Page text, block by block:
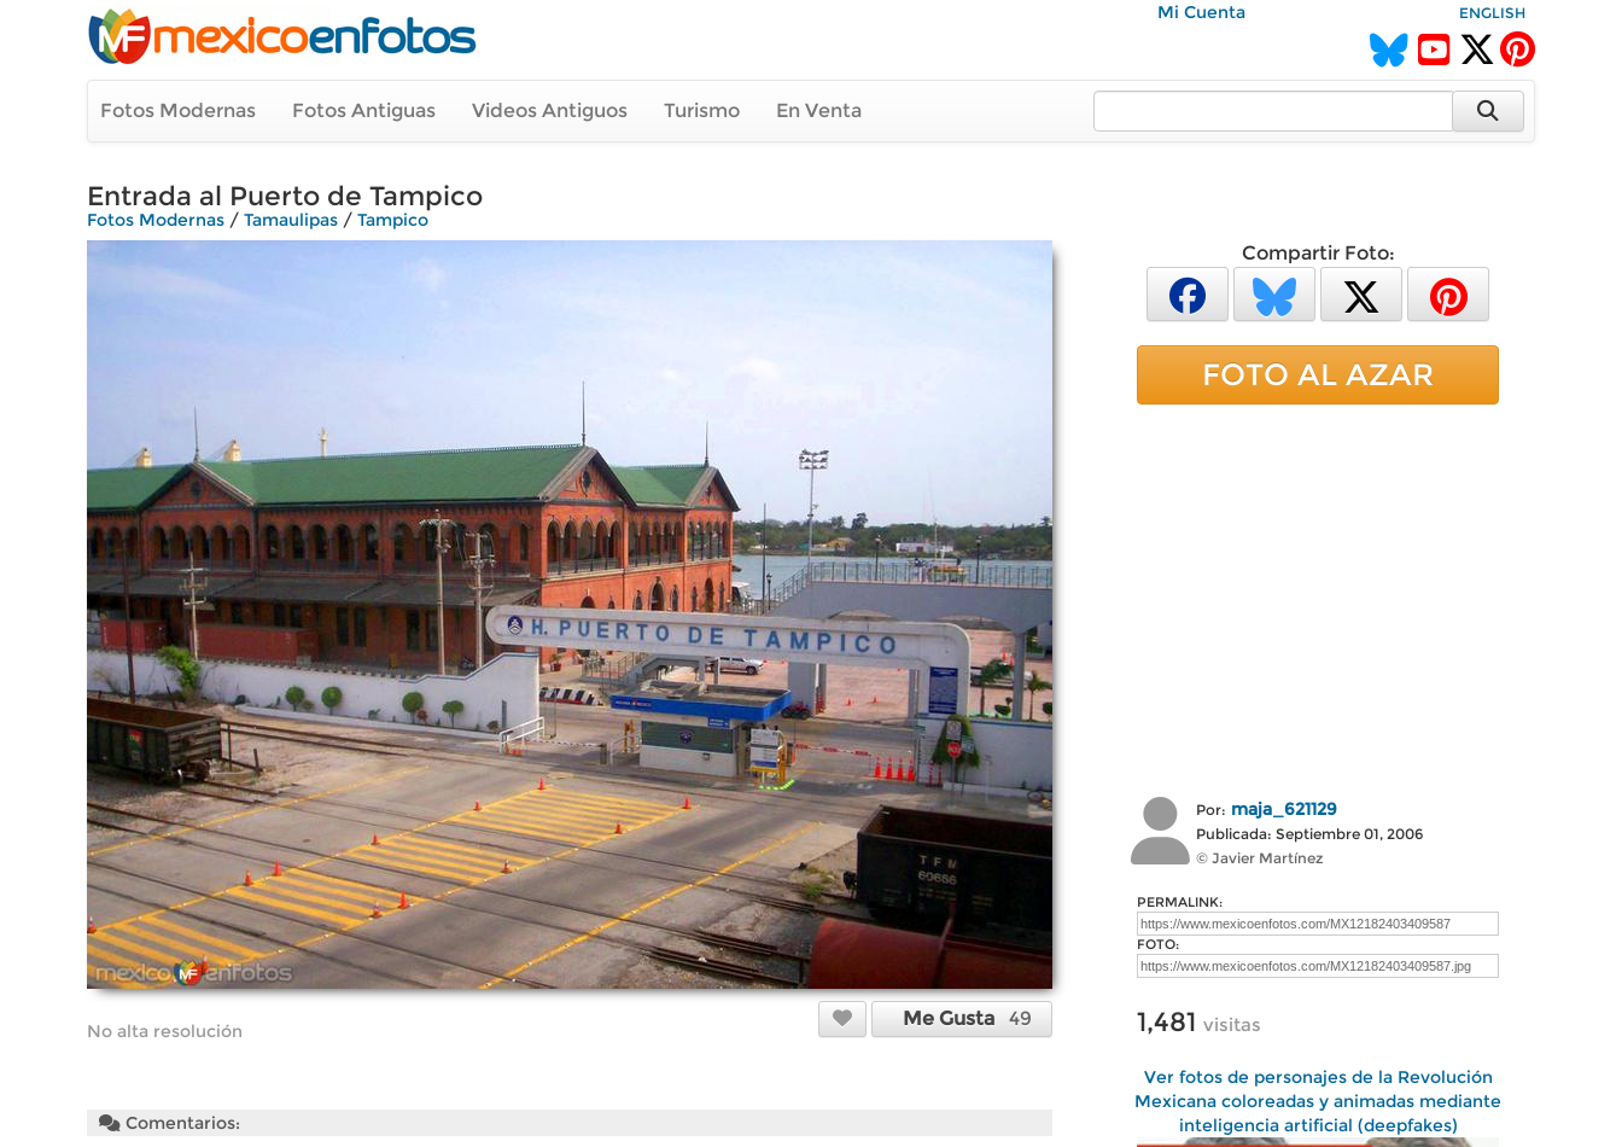
Mi Cuenta ENGLISH
Fotos Modernas Fotos Antiguas Videos Antiguos Turismo En Venta
Entrada al Puerto de Tampico
Fotos Modernas / Tamaulipas / Tampico
No alta resolución
Me Gusta 49
Comentarios:
Compartir Foto:
FOTO AL AZAR
Por: maja_621129
Publicada: Septiembre 01, 2006
© Javier Martínez
PERMALINK:
FOTO:
1,481 visitas
Ver fotos de personajes de la Revolución
Mexicana coloreadas y animadas mediante
inteligencia artificial (deepfakes)